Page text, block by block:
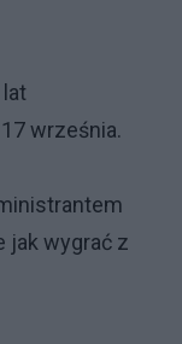
lat
września.
jak wygrać z